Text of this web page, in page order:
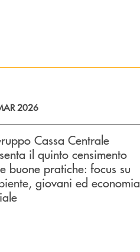
2026
Cassa Centrale
il quinto censimento
buone pratiche: focus su
giovani ed economia